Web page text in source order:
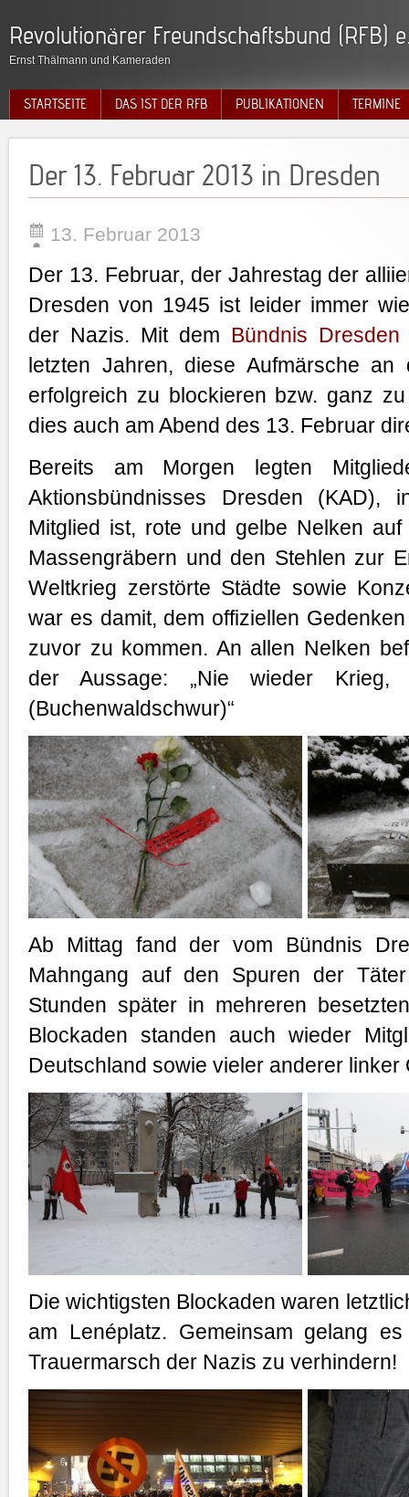
Revolutionärer Freundschaftsbund (RFB)
Ernst Thälmann und Kameraden
STARTSEITE DAS IST DER RFB PUBLIKATIONEN TERMINE
Der 13. Februar 2013 in Dresden
13. Februar 2013
Der 13. Februar, der Jahrestag der
Dresden von 1945 ist leider immer
der Nazis. Mit dem Bündnis Dresden
letzten Jahren, diese Aufmärsche an
erfolgreich zu blockieren bzw. ganz
dies auch am Abend des 13. Februar
Bereits am Morgen legten
Aktionsbündnisses Dresden (KAD),
Mitglied ist, rote und gelbe Nelken
Massengräbern und den Stehlen zur
Weltkrieg zerstörte Städte sowie
war es damit, dem offiziellen
zuvor zu kommen. An allen Nelken
der Aussage: „Nie wieder Krieg,
(Buchenwaldschwur)“
Ab Mittag fand der vom Bündnis
Mahngang auf den Spuren der
Stunden später in mehreren
Blockaden standen auch wieder
Deutschland sowie vieler anderer linker
Die wichtigsten Blockaden waren
am Lenéplatz. Gemeinsam gelang
Trauermarsch der Nazis zu verhindern!